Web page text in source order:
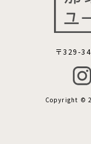
〒329-
Copyright ©